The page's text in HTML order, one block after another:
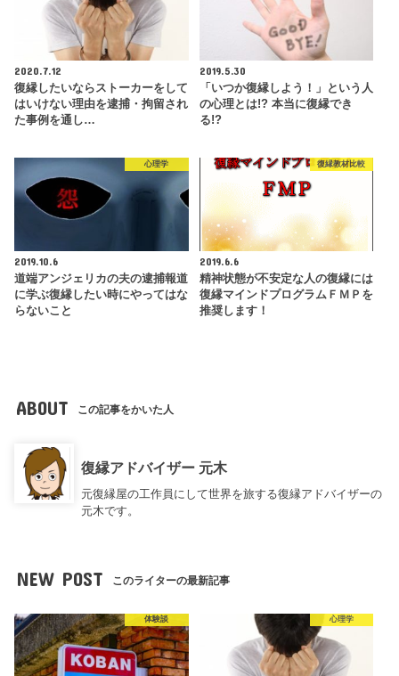
2020.7.12
復縁したいならストーカーをして
はいけない理由を逮捕・拘留され
た事例を通し…
2019.5.30
「いつか復縁しよう！」という人
の心理とは!? 本当に復縁でき
る!?
心理学
2019.10.6
道端アンジェリカの夫の逮捕報道
に学ぶ復縁したい時にやってはな
らないこと
復縁教材比較
2019.6.6
精神状態が不安定な人の復縁には
復縁マインドプログラムＦＭＰを
推奨します！
ABOUT この記事をかいた人
復縁アドバイザー 元木
元復縁屋の工作員にして世界を旅する復縁アドバイザーの
元木です。
NEW POST このライターの最新記事
体験談 心理学